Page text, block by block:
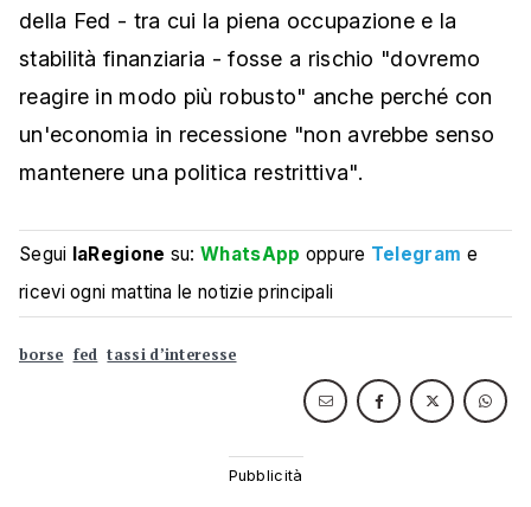
della Fed - tra cui la piena occupazione e la
stabilità finanziaria - fosse a rischio "dovremo
reagire in modo più robusto" anche perché con
un'economia in recessione "non avrebbe senso
mantenere una politica restrittiva".
Segui laRegione su:WhatsApp oppure Telegram e
ricevi ogni mattina le notizie principali
borse fed tassi d’interesse